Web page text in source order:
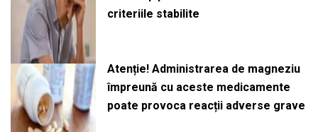
criteriile stabilite
Atenție! Administrarea de magneziu
împreună cu aceste medicamente
poate provoca reacții adverse grave